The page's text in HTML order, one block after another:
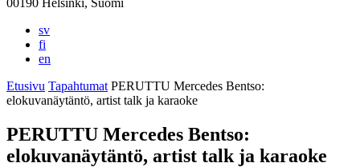
00190 Helsinki, Suomi
sv
fi
en
Etusivu Tapahtumat PERUTTU Mercedes Bentso:
elokuvanäytäntö, artist talk ja karaoke
PERUTTU Mercedes Bentso:
elokuvanäytäntö, artist talk ja karaoke